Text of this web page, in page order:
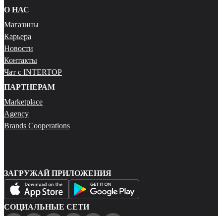
О НАС
Магазины
Карьера
Новости
Контакты
Чат с INTERTOP
ПАРТНЕРАМ
Marketplace
Agency
Brands Cooperations
ЗАГРУЖАЙ ПРИЛОЖЕНИЯ
СОЦИАЛЬНЫЕ СЕТИ